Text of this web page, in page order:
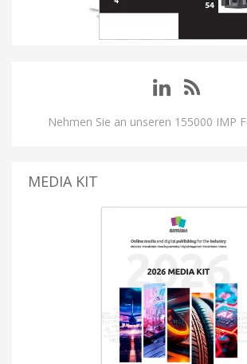
Nehmen Sie an unseren 155000 IMP
MEDIA KIT